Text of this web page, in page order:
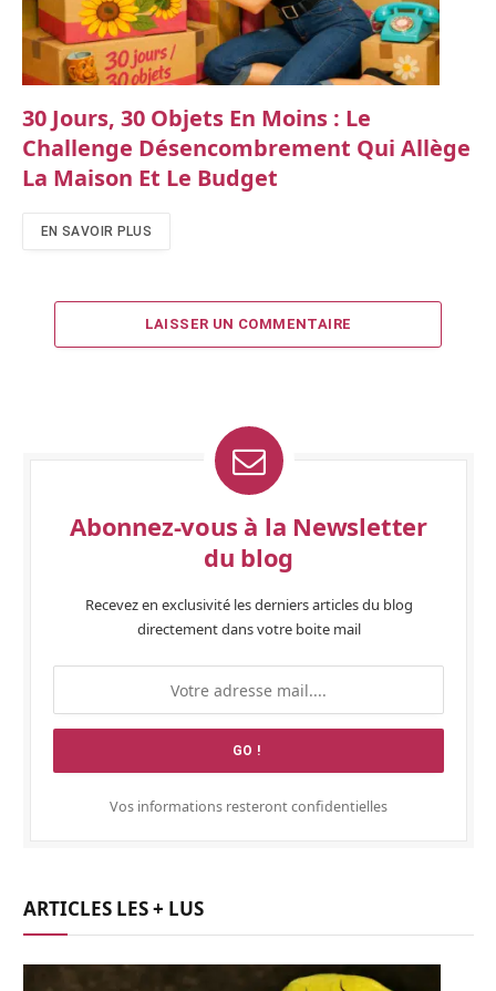
30 Jours, 30 Objets En Moins : Le
Challenge Désencombrement Qui Allège
La Maison Et Le Budget
EN SAVOIR PLUS
LAISSER UN COMMENTAIRE
Abonnez-vous à la Newsletter
du blog
Recevez en exclusivité les derniers articles du blog
directement dans votre boite mail
Vos informations resteront confidentielles
ARTICLES LES + LUS